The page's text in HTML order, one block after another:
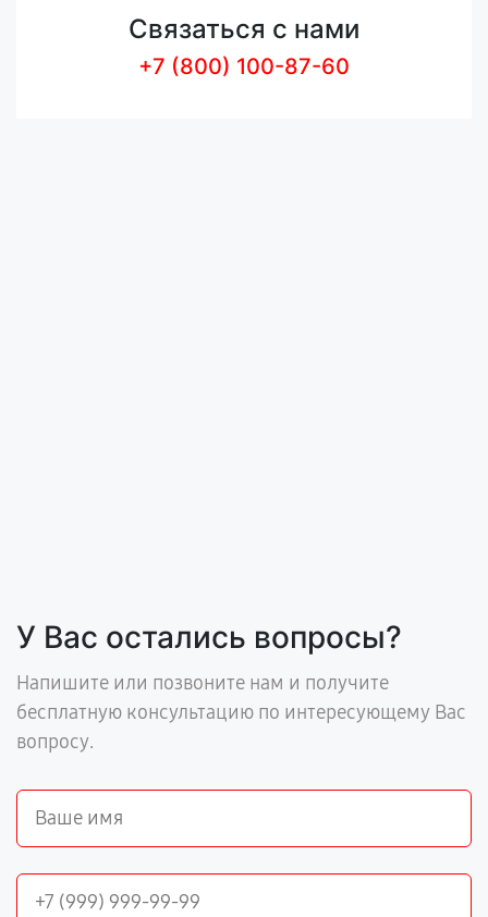
Связаться с нами
+7 (800) 100-87-60
У Вас остались вопросы?
Напишите или позвоните нам и получите
бесплатную консультацию по интересующему Вас
вопросу.